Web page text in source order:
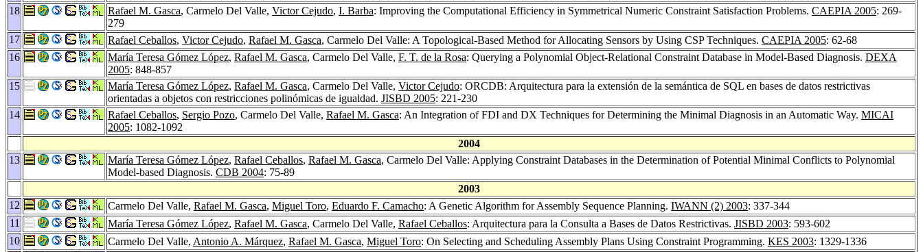
18
Rafael M. Gasca, Carmelo Del Valle, Victor Cejudo, I. Barba: Improving the Computational Efficiency in Symmetrical Numeric Constraint Satisfaction Problems. CAEPIA 2005: 269-
279
17
Rafael Ceballos, Victor Cejudo, Rafael M. Gasca, Carmelo Del Valle: A Topological-Based Method for Allocating Sensors by Using CSP Techniques. CAEPIA 2005: 62-68
16
María Teresa Gómez López, Rafael M. Gasca, Carmelo Del Valle, F. T. de la Rosa: Querying a Polynomial Object-Relational Constraint Database in Model-Based Diagnosis. DEXA
2005: 848-857
15
María Teresa Gómez López, Rafael M. Gasca, Carmelo Del Valle, Victor Cejudo: ORCDB: Arquitectura para la extensión de la semántica de SQL en bases de datos restrictivas
orientadas a objetos con restricciones polinómicas de igualdad. JISBD 2005: 221-230
14
Rafael Ceballos, Sergio Pozo, Carmelo Del Valle, Rafael M. Gasca: An Integration of FDI and DX Techniques for Determining the Minimal Diagnosis in an Automatic Way. MICAI
2005: 1082-1092
2004
13
María Teresa Gómez López, Rafael Ceballos, Rafael M. Gasca, Carmelo Del Valle: Applying Constraint Databases in the Determination of Potential Minimal Conflicts to Polynomial
Model-based Diagnosis. CDB 2004: 75-89
2003
12
Carmelo Del Valle, Rafael M. Gasca, Miguel Toro, Eduardo F. Camacho: A Genetic Algorithm for Assembly Sequence Planning. IWANN (2) 2003: 337-344
11
María Teresa Gómez López, Rafael M. Gasca, Carmelo Del Valle, Rafael Ceballos: Arquitectura para la Consulta a Bases de Datos Restrictivas. JISBD 2003: 593-602
10
Carmelo Del Valle, Antonio A. Márquez, Rafael M. Gasca, Miguel Toro: On Selecting and Scheduling Assembly Plans Using Constraint Programming. KES 2003: 1329-1336